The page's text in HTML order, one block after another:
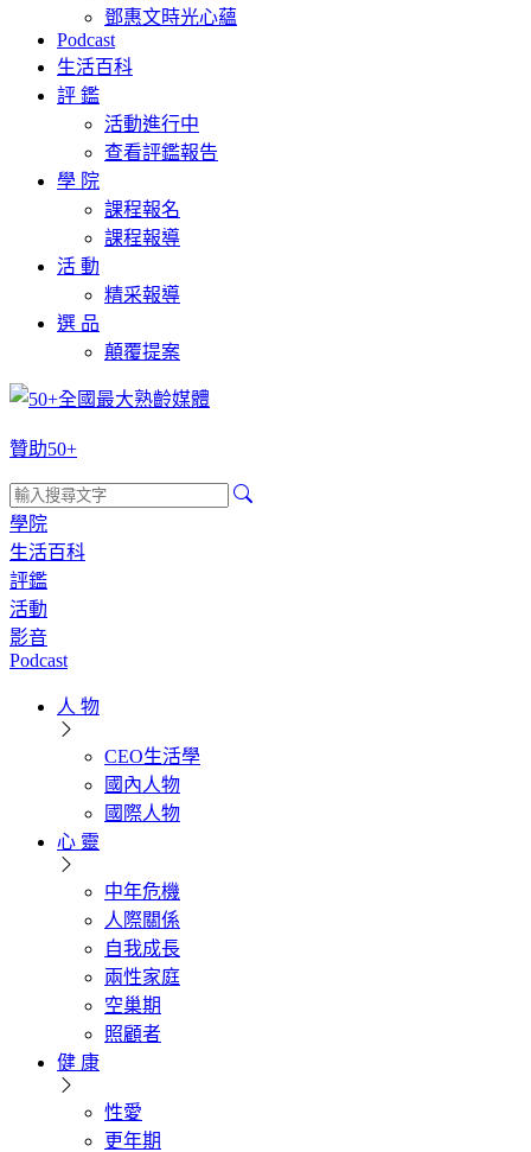
鄧惠文時光心蘊
Podcast
生活百科
評 鑑
活動進行中
查看評鑑報告
學 院
課程報名
課程報導
活 動
精采報導
選 品
顛覆提案
贊助50+
學院
生活百科
評鑑
活動
影音
Podcast
人 物
CEO生活學
國內人物
國際人物
心 靈
中年危機
人際關係
自我成長
兩性家庭
空巢期
照顧者
健 康
性愛
更年期